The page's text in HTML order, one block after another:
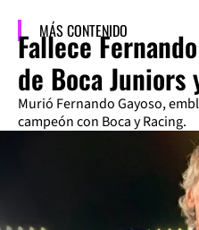
MÁS CONTENIDO
Fallece
de Boca Juniors
Murió Fernando Gayoso,
campeón con Boca y Racing.